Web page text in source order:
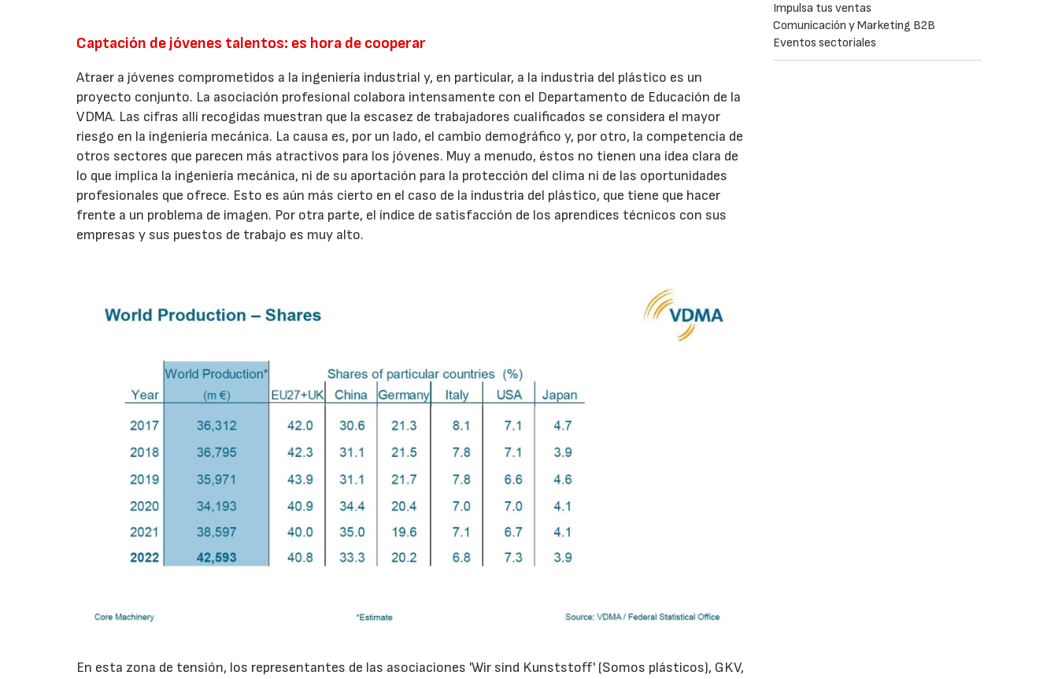
Captación de jóvenes talentos: es hora de cooperar
Atraer a jóvenes comprometidos a la ingeniería industrial y, en particular, a la industria del plástico es un
proyecto conjunto. La asociación profesional colabora intensamente con el Departamento de Educación de la
VDMA. Las cifras allí recogidas muestran que la escasez de trabajadores cualificados se considera el mayor
riesgo en la ingeniería mecánica. La causa es, por un lado, el cambio demográfico y, por otro, la competencia de
otros sectores que parecen más atractivos para los jóvenes. Muy a menudo, éstos no tienen una idea clara de
lo que implica la ingeniería mecánica, ni de su aportación para la protección del clima ni de las oportunidades
profesionales que ofrece. Esto es aún más cierto en el caso de la industria del plástico, que tiene que hacer
frente a un problema de imagen. Por otra parte, el índice de satisfacción de los aprendices técnicos con sus
empresas y sus puestos de trabajo es muy alto.
En esta zona de tensión, los representantes de las asociaciones 'Wir sind Kunststoff' (Somos plásticos), GKV,
Impulsa tus ventas
Comunicación y Marketing B2B
Eventos sectoriales